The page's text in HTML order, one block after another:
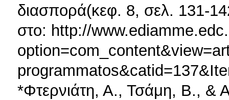
διασπορά(κεφ. 8, σελ. 131-
στο: http://
*Φτερνιάτη, Α., Τσάμη, Β., &